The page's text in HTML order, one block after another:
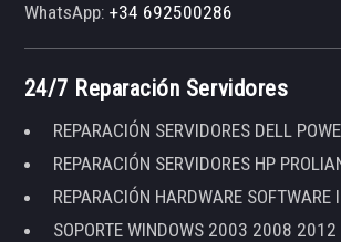
WhatsApp:+34 692500286
24/7 Reparación Servidores
REPARACIÓN SERVIDORES DELL
REPARACIÓN SERVIDORES HP
REPARACIÓN HARDWARE SOFTWARE
SOPORTE WINDOWS 2003 2008